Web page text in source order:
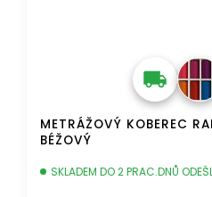
METRÁŽOVÝ KOBEREC
BÉŽOVÝ
SKLADEM DO 2 PRAC.DNŮ